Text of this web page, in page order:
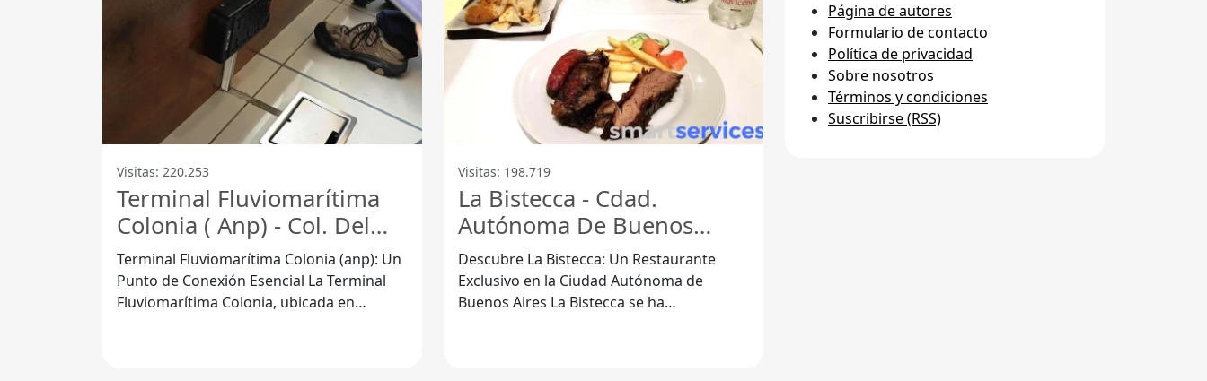
Visitas: 220.253
Terminal Fluviomarítima
Colonia ( Anp) - Col. Del
Sacramento
Terminal Fluviomarítima Colonia (anp): Un
Punto de Conexión Esencial La Terminal
Fluviomarítima Colonia, ubicada en
Visitas: 198.719
La Bistecca - Cdad.
Autónoma De Buenos
Aires
Descubre La Bistecca: Un Restaurante
Exclusivo en la Ciudad Autónoma de
Buenos Aires La Bistecca se ha
Página de autores
Formulario de contacto
Política de privacidad
Sobre nosotros
Términos y condiciones
Suscribirse (RSS)